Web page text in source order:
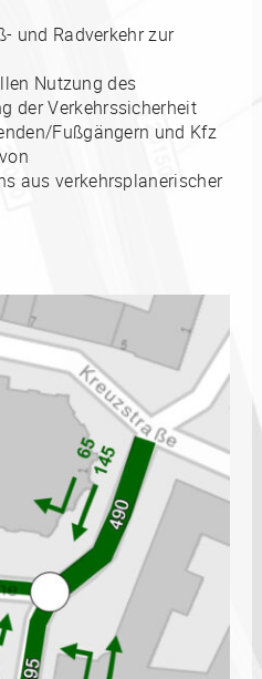
und Radverkehr zur
Nutzung des
der Verkehrssicherheit
Fußgängern und Kfz
aus verkehrsplanerischer